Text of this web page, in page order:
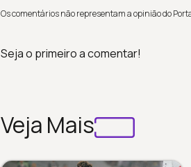
Os comentários não representam a opinião do
Seja o primeiro a comentar!
Veja Mais